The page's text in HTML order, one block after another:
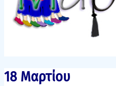
18 Μαρτίου